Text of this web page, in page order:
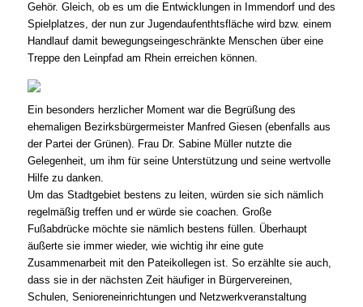
Gehör. Gleich, ob es um die Entwicklungen in Immendorf und des
Spielplatzes, der nun zur Jugendaufenthtsfläche wird bzw. einem
Handlauf damit bewegungseingeschränkte Menschen über eine
Treppe den Leinpfad am Rhein erreichen können.
Ein besonders herzlicher Moment war die Begrüßung des
ehemaligen Bezirksbürgermeister Manfred Giesen (ebenfalls aus
der Partei der Grünen). Frau Dr. Sabine Müller nutzte die
Gelegenheit, um ihm für seine Unterstützung und seine wertvolle
Hilfe zu danken.
Um das Stadtgebiet bestens zu leiten, würden sie sich nämlich
regelmäßig treffen und er würde sie coachen. Große
Fußabdrücke möchte sie nämlich bestens füllen. Überhaupt
äußerte sie immer wieder, wie wichtig ihr eine gute
Zusammenarbeit mit den Pateikollegen ist. So erzählte sie auch,
dass sie in der nächsten Zeit häufiger in Bürgervereinen,
Schulen, Senioreneinrichtungen und Netzwerkveranstaltung